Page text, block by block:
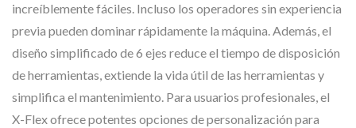
increíblemente fáciles. Incluso los operadores sin experiencia
previa pueden dominar rápidamente la máquina. Además, el
diseño simplificado de 6 ejes reduce el tiempo de disposición
de herramientas, extiende la vida útil de las herramientas y
simplifica el mantenimiento. Para usuarios profesionales, el
X-Flex ofrece potentes opciones de personalización para